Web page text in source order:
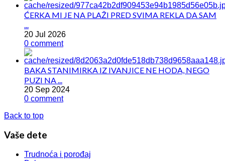
ĆERKA MI JE NA PLAŽI PRED SVIMA REKLA DA SAM
20 Jul 2026
0 comment
BAKA STANIMIRKA IZ IVANJICE NE HODA, NEGO
PUZI NA ...
20 Sep 2024
0 comment
Back to top
Vaše dete
Trudnoća i porođaj